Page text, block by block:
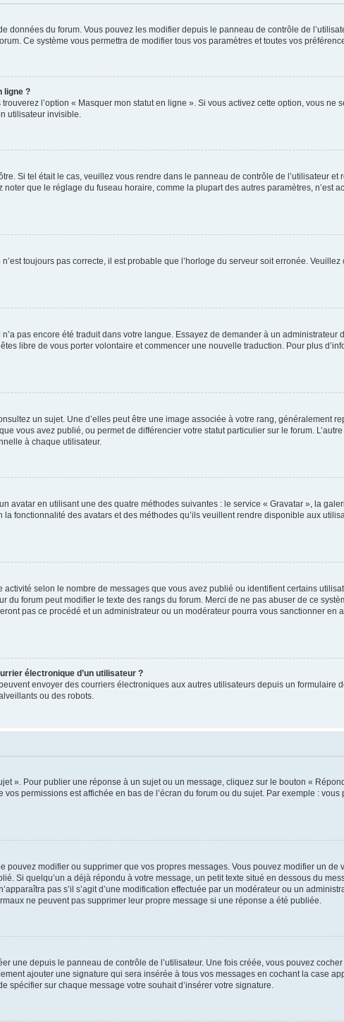
données du forum. Vous pouvez les modifier depuis le panneau de contrôle de
Ce système vous permettra de modifier tous vos paramètres et toutes vos
ligne ?
l’option « Masquer mon statut en ligne ». Si vous activez cette option, vous ne
utilisateur invisible.
Si tel était le cas, veuillez vous rendre dans le panneau de contrôle de l’utilisateur
que le réglage du fuseau horaire, comme la plupart des autres paramètres, n’est
toujours pas correcte, il est probable que l’horloge du serveur soit erronée.
pas encore été traduit dans votre langue. Essayez de demander à un administrateur
libre de vous porter volontaire et commencer une nouvelle traduction. Pour plus
un sujet. Une d’elles peut être une image associée à votre rang, généralement
vous avez publié, ou permet de différencier votre statut particulier sur le forum.
à chaque utilisateur.
avatar en utilisant une des quatre méthodes suivantes : le service « Gravatar », la
fonctionnalité des avatars et des méthodes qu’ils veuillent rendre disponible aux
selon le nombre de messages que vous avez publié ou identifient certains
forum peut modifier le texte des rangs du forum. Merci de ne pas abuser de ce
pas ce procédé et un administrateur ou un modérateur pourra vous sanctionner en
électronique d’un utilisateur ?
envoyer des courriers électroniques aux autres utilisateurs depuis un formulaire
ou des robots.
». Pour publier une réponse à un sujet ou un message, cliquez sur le bouton «
permissions est affichée en bas de l’écran du forum ou du sujet. Par exemple :
modifier ou supprimer que vos propres messages. Vous pouvez modifier un de
Si quelqu’un a déjà répondu à votre message, un petit texte situé en dessous du
pas s’il s’agit d’une modification effectuée par un modérateur ou un
ne peuvent pas supprimer leur propre message si une réponse a été publiée.
une depuis le panneau de contrôle de l’utilisateur. Une fois créée, vous pouvez
ajouter une signature qui sera insérée à tous vos messages en cochant la case
spécifier sur chaque message votre souhait d’insérer votre signature.